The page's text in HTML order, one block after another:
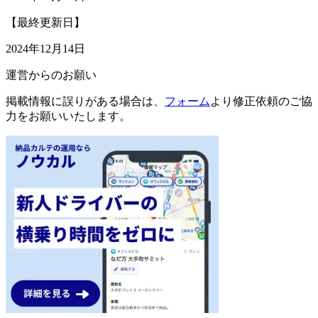
【最終更新日】
2024年12月14日
運営からのお願い
掲載情報に誤りがある場合は、 フォーム より修正依頼のご協
力をお願いいたします。